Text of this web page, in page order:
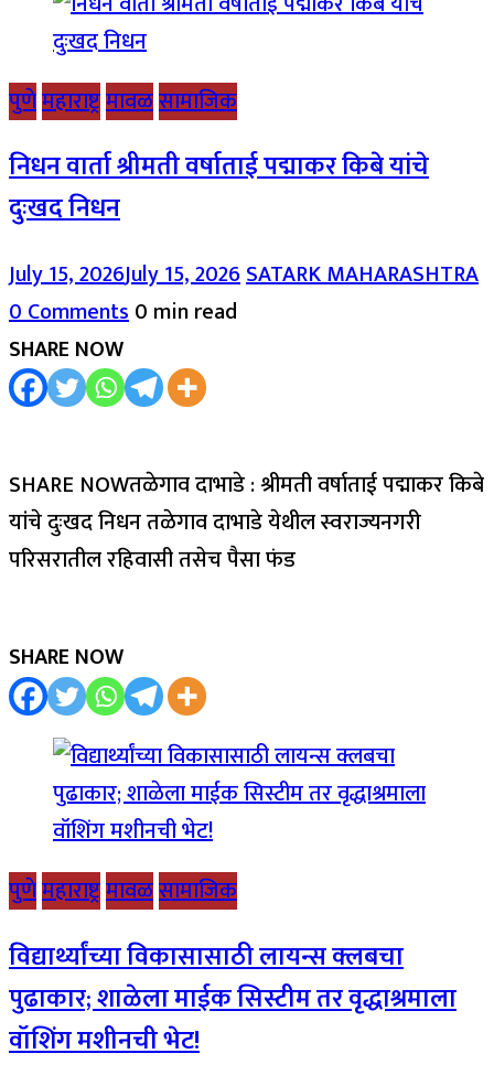
पुणेमहाराष्ट्रमावळसामाजिक
निधन वार्ता श्रीमती वर्षाताई पद्माकर किबे यांचे
दुःखद निधन
July 15, 2026July 15, 2026SATARK MAHARASHTRA
0 Comments0 min read
SHARE NOW
SHARE NOWतळेगाव दाभाडे : श्रीमती वर्षाताई पद्माकर किबे
यांचे दुःखद निधन तळेगाव दाभाडे येथील स्वराज्यनगरी
परिसरातील रहिवासी तसेच पैसा फंड
SHARE NOW
पुणेमहाराष्ट्रमावळसामाजिक
विद्यार्थ्यांच्या विकासासाठी लायन्स क्लबचा
पुढाकार; शाळेला माईक सिस्टीम तर वृद्धाश्रमाला
वॉशिंग मशीनची भेट!